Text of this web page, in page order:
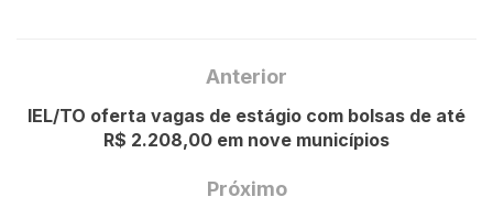
Anterior
IEL/TO oferta vagas de estágio com bolsas de até
R$ 2.208,00 em nove municípios
Próximo